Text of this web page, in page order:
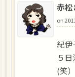
赤松
on
紀伊
５
(笑）